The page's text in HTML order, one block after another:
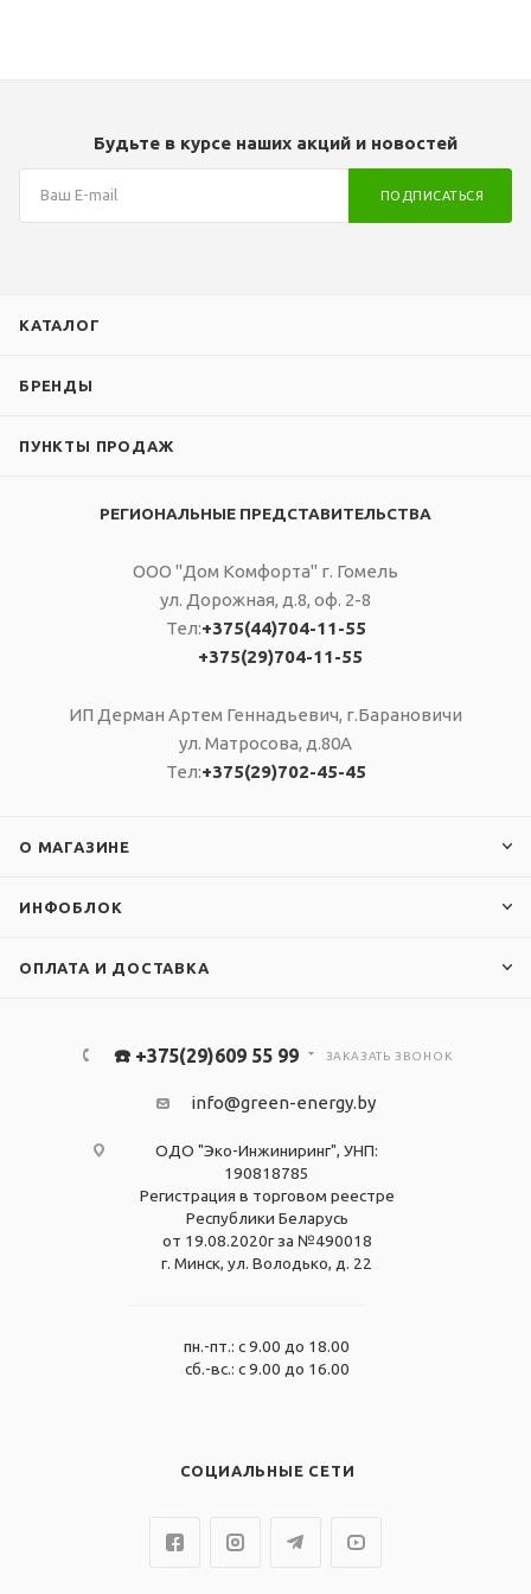
Будьте в курсе наших акций и новостей
ПОДПИСАТЬСЯ
КАТАЛОГ
БРЕНДЫ
ПУНКТЫ ПРОДАЖ
РЕГИОНАЛЬНЫЕ ПРЕДСТАВИТЕЛЬСТВА
ООО "Дом Комфорта" г. Гомель
ул. Дорожная, д.8, оф. 2-8
Тел:+375(44)704-11-55
+375(29)704-11-55
ИП Дерман Артем Геннадьевич, г.Барановичи
ул. Матросова, д.80А
Тел:+375(29)702-45-45
О МАГАЗИНЕ
ИНФОБЛОК
ОПЛАТА И ДОСТАВКА
☎️ +375(29)609 55 99 ЗАКАЗАТЬ ЗВОНОК
info@green-energy.by
ОДО "Эко-Инжиниринг", УНП:
190818785
Регистрация в торговом реестре
Республики Беларусь
от 19.08.2020г за №490018
г. Минск, ул. Володько, д. 22
пн.-пт.: с 9.00 до 18.00
сб.-вс.: с 9.00 до 16.00
СОЦИАЛЬНЫЕ СЕТИ